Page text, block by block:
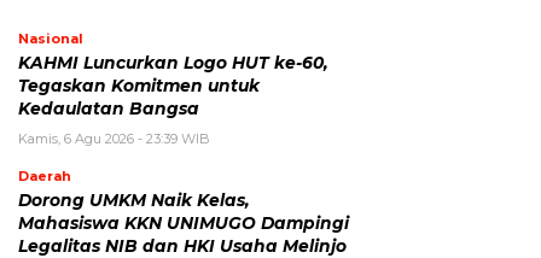
Nasional
KAHMI Luncurkan Logo HUT ke-60,
Tegaskan Komitmen untuk
Kedaulatan Bangsa
Kamis, 6 Agu 2026 - 23:39 WIB
Daerah
Dorong UMKM Naik Kelas,
Mahasiswa KKN UNIMUGO Dampingi
Legalitas NIB dan HKI Usaha Melinjo